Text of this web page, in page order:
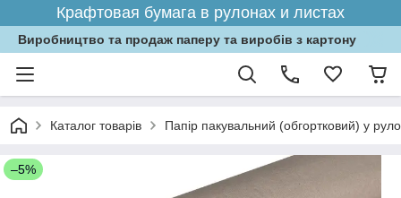
Крафтовая бумага в рулонах и листах
Виробництво та продаж паперу та виробів з картону
Каталог товарів Папір пакувальний (обгортковий) у
–5%